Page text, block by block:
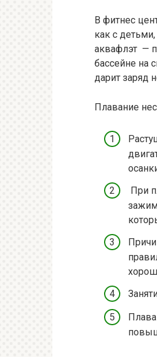
В фитнес
как с
аквафлэт —
бассейне на
дарит заряд
Плавание
При